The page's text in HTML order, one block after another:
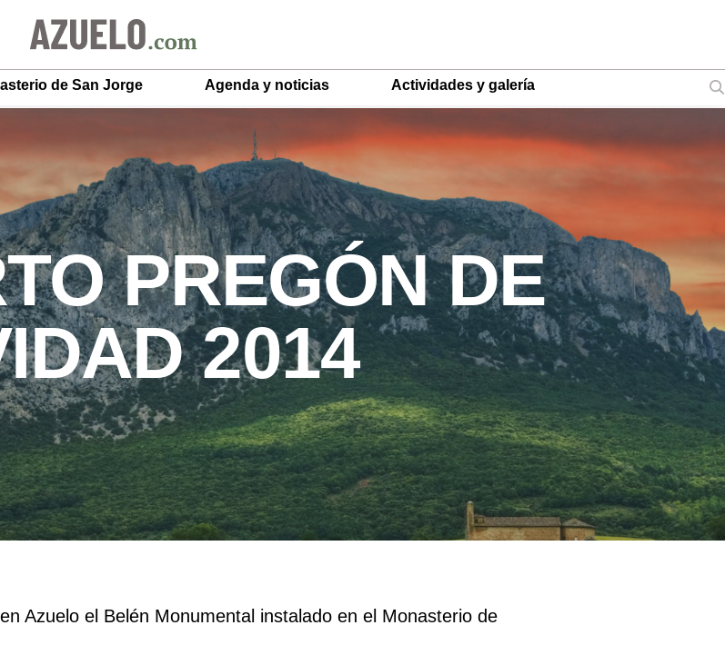
de San Jorge Agenda y noticias Actividades y galería
PREGÓN DE
2014
Azuelo el Belén Monumental instalado en el Monasterio de